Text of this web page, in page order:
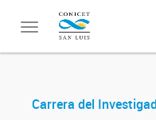
Toggle
Carrera del